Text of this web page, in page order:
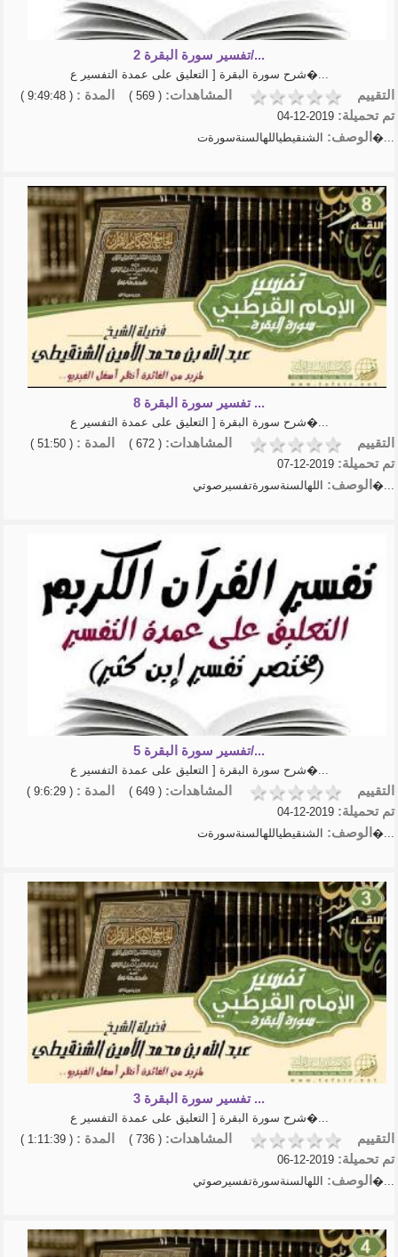
تفسير سورة البقرة 2/...
شرح سورة البقرة [ التعليق على عمدة التفسير ع�...
التقييم المشاهدات: ( 569 ) المدة : ( 9:49:48 )
تم تحميلة: 2019-12-04
الوصف: الشنقيطياللهالسنةسورةت�...
تفسير سورة البقرة 8 ...
شرح سورة البقرة [ التعليق على عمدة التفسير ع�...
التقييم المشاهدات: ( 672 ) المدة : ( 51:50 )
تم تحميلة: 2019-12-07
الوصف: اللهالسنةسورةتفسيرصوتي�...
تفسير سورة البقرة 5/...
شرح سورة البقرة [ التعليق على عمدة التفسير ع�...
التقييم المشاهدات: ( 649 ) المدة : ( 9:6:29 )
تم تحميلة: 2019-12-04
الوصف: الشنقيطياللهالسنةسورةت�...
تفسير سورة البقرة 3 ...
شرح سورة البقرة [ التعليق على عمدة التفسير ع�...
التقييم المشاهدات: ( 736 ) المدة : ( 1:11:39 )
تم تحميلة: 2019-12-06
الوصف: اللهالسنةسورةتفسيرصوتي�...